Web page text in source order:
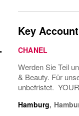
Key
CHANEL
Werden Sie Teil
& Beauty. Für
unbefristet.
Hamburg,